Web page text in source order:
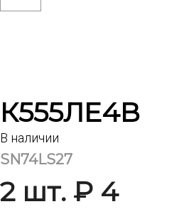
К555ЛЕ4В
В наличии
SN74LS27
2 шт. ₽ 4